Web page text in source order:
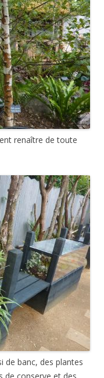
renaître de toute
de banc, des plantes